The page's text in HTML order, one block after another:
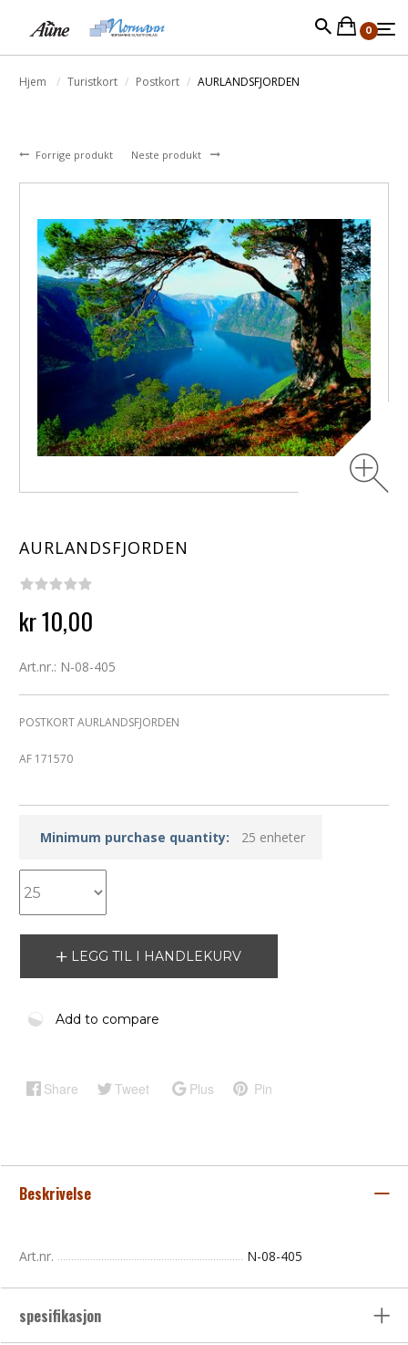
0
Hjem Turistkort Postkort AURLANDSFJORDEN
Forrige produkt Neste produkt
AURLANDSFJORDEN
kr 10,00
Art.nr.: N-08-405
POSTKORT AURLANDSFJORDEN
AF 171570
Minimum purchase quantity: 25 enheter
LEGG TIL I HANDLEKURV
Add to compare
Share Tweet Plus Pin
Beskrivelse
Art.nr. N-08-405
spesifikasjon